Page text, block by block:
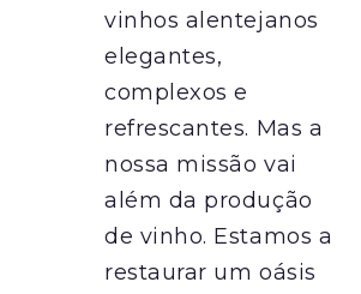
vinhos alentejanos
elegantes,
complexos e
refrescantes. Mas a
nossa missão vai
além da produção
de vinho. Estamos a
restaurar um oásis